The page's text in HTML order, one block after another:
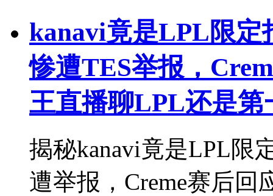
kanavi竟是LPL限定
惨遭TES举报，
王直播聊LPL还是第
揭秘kanavi竟是LPL限
遭举报，Creme赛后